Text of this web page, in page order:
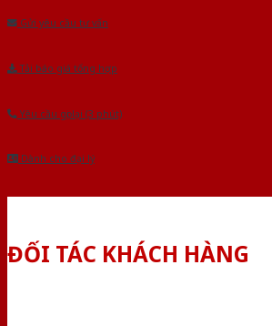
Gửi yêu cầu tư vấn
Tải báo giá tổng hợp
Yêu cầu gọi lại (3 phút)
Dành cho đại lý
ĐỐI TÁC KHÁCH HÀNG